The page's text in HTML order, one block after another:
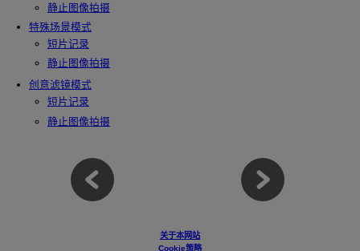
静止图像拍摄
特殊场景模式
短片记录
静止图像拍摄
创意滤镜模式
短片记录
静止图像拍摄
关于本网站
Cookie策略